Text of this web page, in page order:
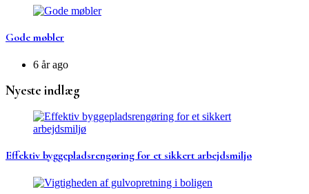
Gode møbler
6 år ago
Nyeste indlæg
Effektiv byggepladsrengøring for et sikkert arbejdsmiljø